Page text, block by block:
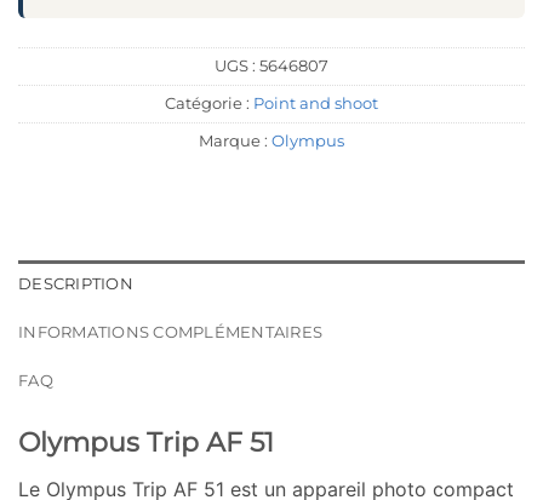
UGS : 5646807
Catégorie : Point and shoot
Marque : Olympus
DESCRIPTION
INFORMATIONS COMPLÉMENTAIRES
FAQ
Olympus Trip AF 51
Le Olympus Trip AF 51 est un appareil photo compact